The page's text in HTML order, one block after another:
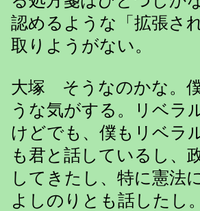
認めるような「拡張さ
取りようがない。
大塚 そうなのかな。
うな気がする。リベラ
けどでも、僕もリベラ
も君と話しているし、
してきたし、特に憲法
よしのりとも話したし